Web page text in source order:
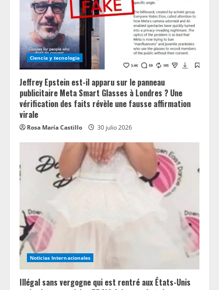
Ciencia y tecnologia
Jeffrey Epstein est-il apparu sur le panneau
publicitaire Meta Smart Glasses à Londres ? Une
vérification des faits révèle une fausse affirmation
virale
Rosa María Castillo 30 julio 2026
Noticias Internacionales
Illégal sans vergogne qui est rentré aux États-Unis